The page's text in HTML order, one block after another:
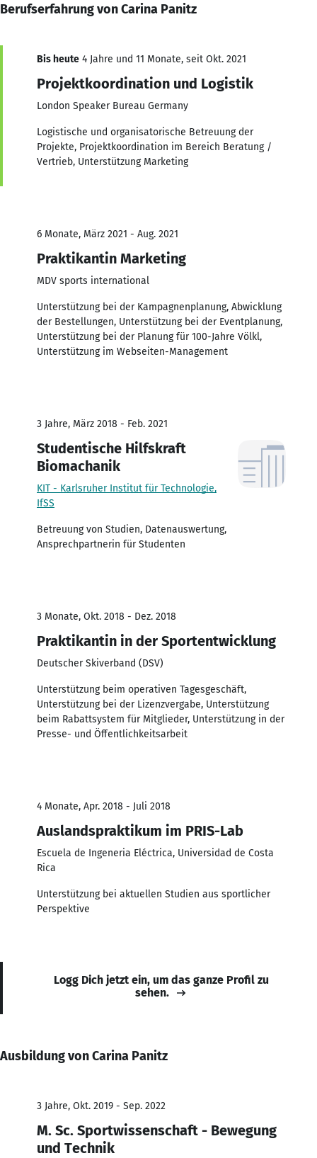
Berufserfahrung von Carina Panitz
Bis heute 4 Jahre und 11 Monate, seit Okt. 2021
Projektkoordination und Logistik
London Speaker Bureau Germany
Logistische und organisatorische Betreuung der
Projekte, Projektkoordination im Bereich Beratung /
Vertrieb, Unterstützung Marketing
6 Monate, März 2021 - Aug. 2021
Praktikantin Marketing
MDV sports international
Unterstützung bei der Kampagnenplanung, Abwicklung
der Bestellungen, Unterstützung bei der Eventplanung,
Unterstützung bei der Planung für 100-Jahre Völkl,
Unterstützung im Webseiten-Management
3 Jahre, März 2018 - Feb. 2021
Studentische Hilfskraft
Biomachanik
KIT - Karlsruher Institut für Technologie,
IfSS
Betreuung von Studien, Datenauswertung,
Ansprechpartnerin für Studenten
3 Monate, Okt. 2018 - Dez. 2018
Praktikantin in der Sportentwicklung
Deutscher Skiverband (DSV)
Unterstützung beim operativen Tagesgeschäft,
Unterstützung bei der Lizenzvergabe, Unterstützung
beim Rabattsystem für Mitglieder, Unterstützung in der
Presse- und Öffentlichkeitsarbeit
4 Monate, Apr. 2018 - Juli 2018
Auslandspraktikum im PRIS-Lab
Escuela de Ingeneria Eléctrica, Universidad de Costa
Rica
Unterstützung bei aktuellen Studien aus sportlicher
Perspektive
Logg Dich jetzt ein, um das ganze Profil zu
sehen.
Ausbildung von Carina Panitz
3 Jahre, Okt. 2019 - Sep. 2022
M. Sc. Sportwissenschaft - Bewegung
und Technik